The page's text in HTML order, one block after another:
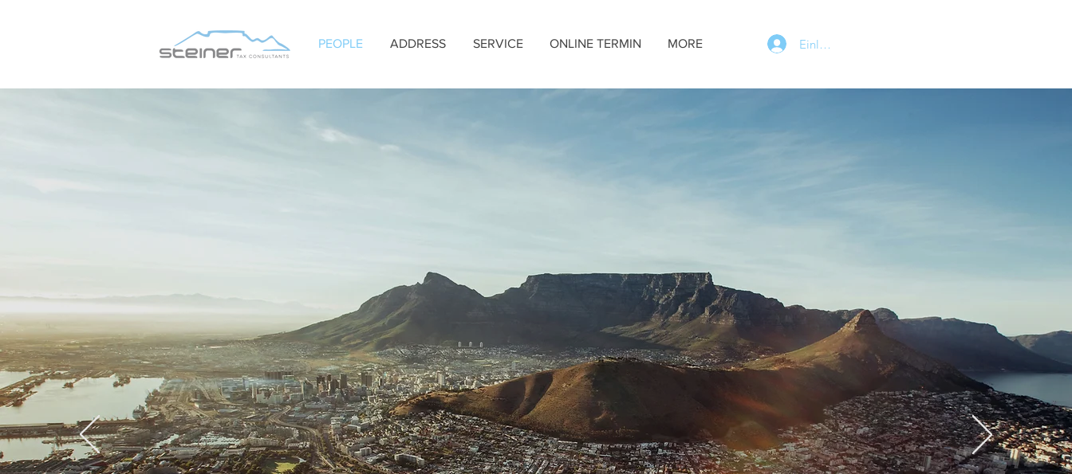
PEOPLE ADDRESS SERVICE ONLINE TERMIN MORE Einloggen
PRESERVE WHAT
MATTERS TO YOU